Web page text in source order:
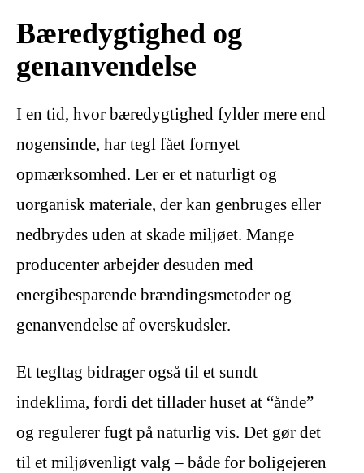
Bæredygtighed og
genanvendelse
I en tid, hvor bæredygtighed fylder mere end
nogensinde, har tegl fået fornyet
opmærksomhed. Ler er et naturligt og
uorganisk materiale, der kan genbruges eller
nedbrydes uden at skade miljøet. Mange
producenter arbejder desuden med
energibesparende brændingsmetoder og
genanvendelse af overskudsler.
Et tegltag bidrager også til et sundt
indeklima, fordi det tillader huset at “ånde”
og regulerer fugt på naturlig vis. Det gør det
til et miljøvenligt valg – både for boligejeren